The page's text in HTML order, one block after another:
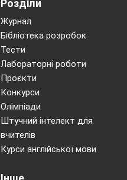
Розділи
Журнал
Бібліотека розробок
Тести
Лабораторні роботи
Проєкти
Конкурси
Олімпіади
Штучний інтелект для
вчителів
Курси англійської мови